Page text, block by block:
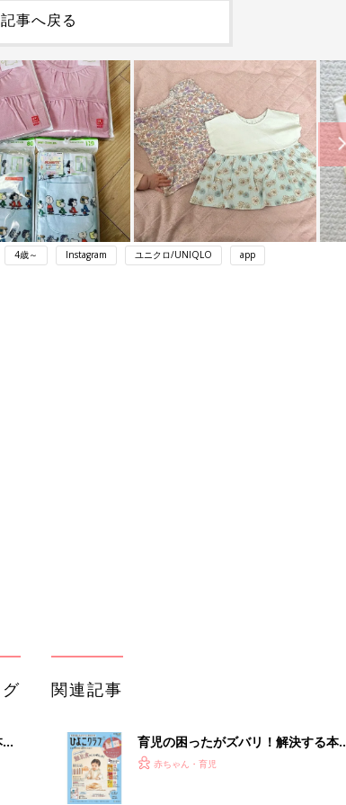
記事へ戻る
4歳～ Instagram ユニクロ/UNIQLO app